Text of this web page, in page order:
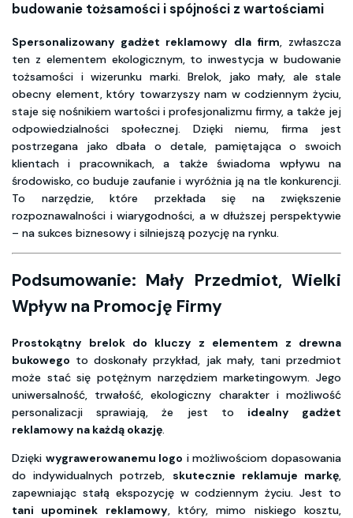
budowanie tożsamości i spójności z wartościami
Spersonalizowany gadżet reklamowy dla firm , zwłaszcza
ten z elementem ekologicznym, to inwestycja w budowanie
tożsamości i wizerunku marki. Brelok, jako mały, ale stale
obecny element, który towarzyszy nam w codziennym życiu,
staje się nośnikiem wartości i profesjonalizmu firmy, a także jej
odpowiedzialności społecznej. Dzięki niemu, firma jest
postrzegana jako dbała o detale, pamiętająca o swoich
klientach i pracownikach, a także świadoma wpływu na
środowisko, co buduje zaufanie i wyróżnia ją na tle konkurencji.
To narzędzie, które przekłada się na zwiększenie
rozpoznawalności i wiarygodności, a w dłuższej perspektywie
– na sukces biznesowy i silniejszą pozycję na rynku.
Podsumowanie: Mały Przedmiot, Wielki
Wpływ na Promocję Firmy
Prostokątny brelok do kluczy z elementem z drewna
bukowego to doskonały przykład, jak mały, tani przedmiot
może stać się potężnym narzędziem marketingowym. Jego
uniwersalność, trwałość, ekologiczny charakter i możliwość
personalizacji sprawiają, że jest to idealny gadżet
reklamowy na każdą okazję.
Dzięki wygrawerowanemu logo i możliwościom dopasowania
do indywidualnych potrzeb, skutecznie reklamuje markę,
zapewniając stałą ekspozycję w codziennym życiu. Jest to
tani upominek reklamowy, który, mimo niskiego kosztu,